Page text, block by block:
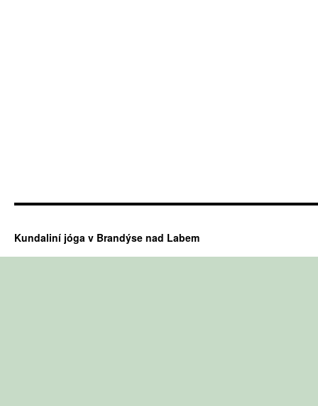
Kundaliní jóga v Brandýse nad Labem